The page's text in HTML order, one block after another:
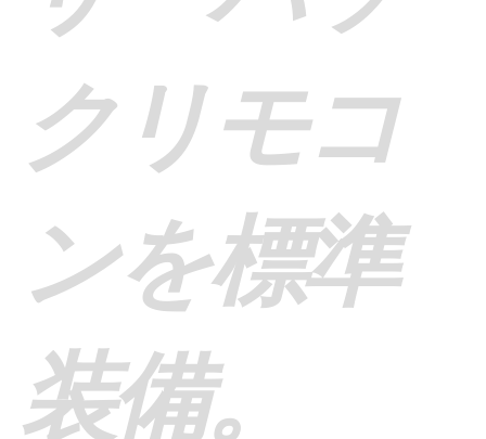
クリモコ
ンを標準
装備。